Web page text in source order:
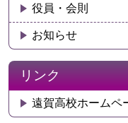
役員・会則
お知らせ
リンク
遠賀高校ホームペ